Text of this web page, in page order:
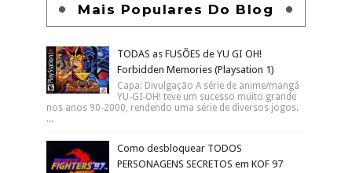
Mais Populares Do Blog
TODAS as FUSÕES de YU GI OH!
Forbidden Memories (Playsation 1)
Capa: Divulgação A série de anime/mangá
YU-GI-OH! teve um sucesso muito grande
nos anos 90-2000, rendendo uma série de diversos jogos.
...
Como desbloquear TODOS
PERSONAGENS SECRETOS em KOF 97